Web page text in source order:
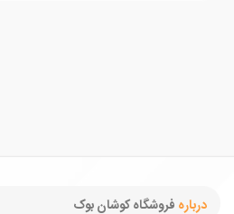
درباره فروشگاه کوشان بوک